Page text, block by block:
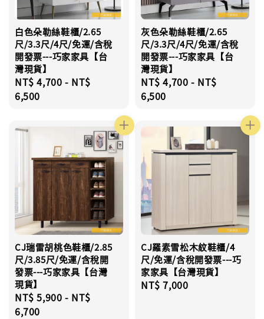
白色朵勒絲鞋櫃/2.65
尺/3.3尺/4尺/免運/含稅
開發票---巧家家具【台
灣現貨】
Regular
price
NT$ 4,700 - NT$
6,500
灰色朵勒絲鞋櫃/2.65
尺/3.3尺/4尺/免運/含稅
開發票---巧家家具【台
灣現貨】
Regular
price
NT$ 4,700 - NT$
6,500
CJ瑞雷胡桃色鞋櫃/2.85
尺/3.85尺/免運/含稅開
發票---巧家家具【台灣
現貨】
Regular
price
NT$ 5,900 - NT$
6,700
CJ羅素雪松木紋鞋櫃/4
尺/免運/含稅開發票---巧
家家具【台灣現貨】
Regular
NT$ 7,000